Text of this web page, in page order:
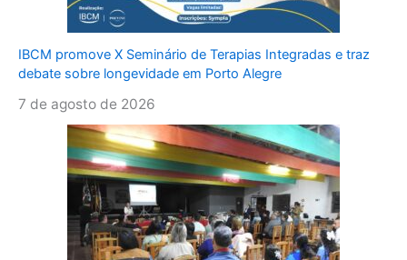
IBCM promove X Seminário de Terapias Integradas e traz
debate sobre longevidade em Porto Alegre
7 de agosto de 2026